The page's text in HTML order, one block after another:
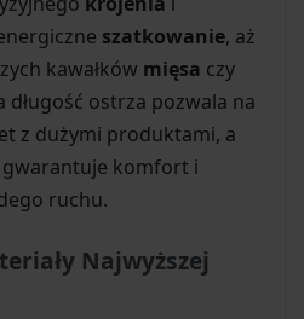
szatkowanie, aż
kawałków mięsa czy
długość ostrza pozwala na
z dużymi produktami, a
gwarantuje komfort i
ruchu.
Najwyższej